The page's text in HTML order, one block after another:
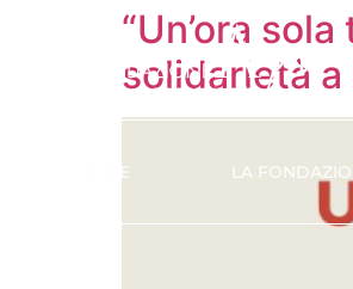
HOME LA
“Un’ora
solidarietà a